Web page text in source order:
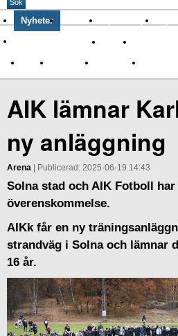
Nyheter Krönikor Sport & spel
Om Idrottens Affärer
Affärer I spåren
Namn Sponsring TV-nyheter
AIK lämnar
ny anläggning
Arena | Publicerad: 2025-06-19 14:43
Solna stad och AIK Fotboll
överenskommelse.
AIKk får en ny
strandväg i Solna och lämnar
16 år.